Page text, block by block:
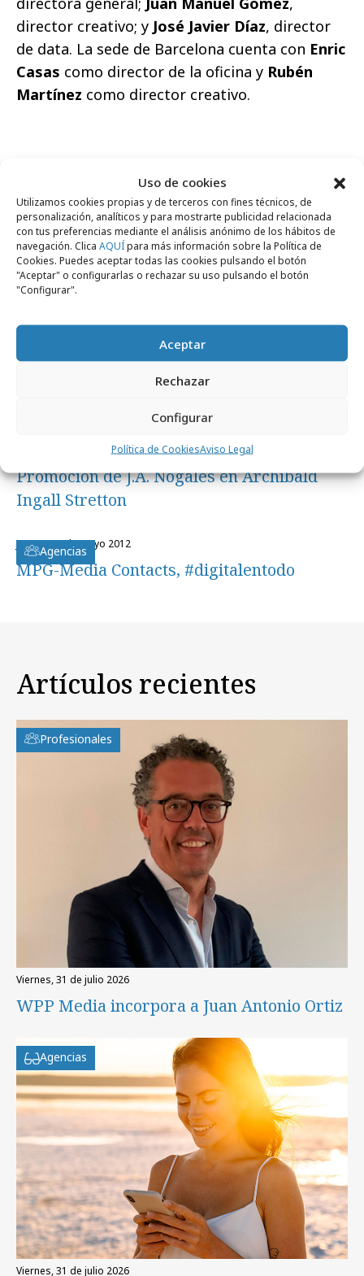
Uso de cookies
Utilizamos cookies propias y de terceros con fines técnicos, de
personalización, analíticos y para mostrarte publicidad relacionada
con tus preferencias mediante el análisis anónimo de los hábitos de
navegación. Clica AQUÍpara más información sobre la Política de
Cookies. Puedes aceptar todas las cookies pulsando el botón
"Aceptar" o configurarlas o rechazar su uso pulsando el botón
"Configurar".
Aceptar
Rechazar
Configurar
Política de CookiesAviso Legal
director creativo; y José Javier Díaz, director
de data. La sede de Barcelona cuenta con Enric
Casas como director de la oficina y Rubén
Martínez como director creativo.
Comparte
Noticias Relacionadas
viernes, 21 de diciembre 2012
Profesionales
miércoles, 26 de septiembre 2012
Promoción de J.A. Nogales en Archibald
Ingall Stretton
Agencias
jueves, 24 de mayo 2012
MPG-Media Contacts, #digitalentodo
Artículos recientes
Profesionales
viernes, 31 de julio 2026
WPP Media incorpora a Juan Antonio Ortiz
Agencias
viernes, 31 de julio 2026